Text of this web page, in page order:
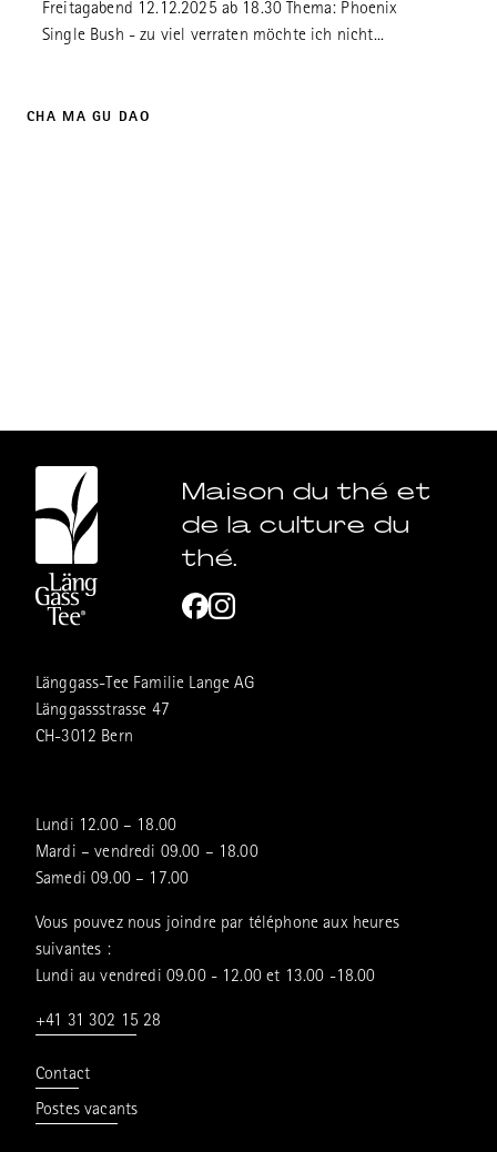
Freitagabend 12.12.2025 ab 18.30 Thema: Phoenix
Single Bush - zu viel verraten möchte ich nicht...
CHA MA GU DAO
Maison du thé et
de la culture du
thé.
Länggass-Tee Familie Lange AG
Länggassstrasse 47
CH-3012 Bern
Lundi 12.00 – 18.00
Mardi – vendredi 09.00 – 18.00
Samedi 09.00 – 17.00
Vous pouvez nous joindre par téléphone aux heures
suivantes :
Lundi au vendredi 09.00 - 12.00 et 13.00 -18.00
+41 31 302 15 28
Contact
Postes vacants